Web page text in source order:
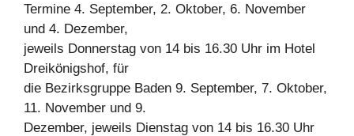
Termine 4. September, 2. Oktober, 6. November
und 4. Dezember,
jeweils Donnerstag von 14 bis 16.30 Uhr im Hotel
Dreikönigshof, für
die Bezirksgruppe Baden 9. September, 7. Oktober,
11. November und 9.
Dezember, jeweils Dienstag von 14 bis 16.30 Uhr